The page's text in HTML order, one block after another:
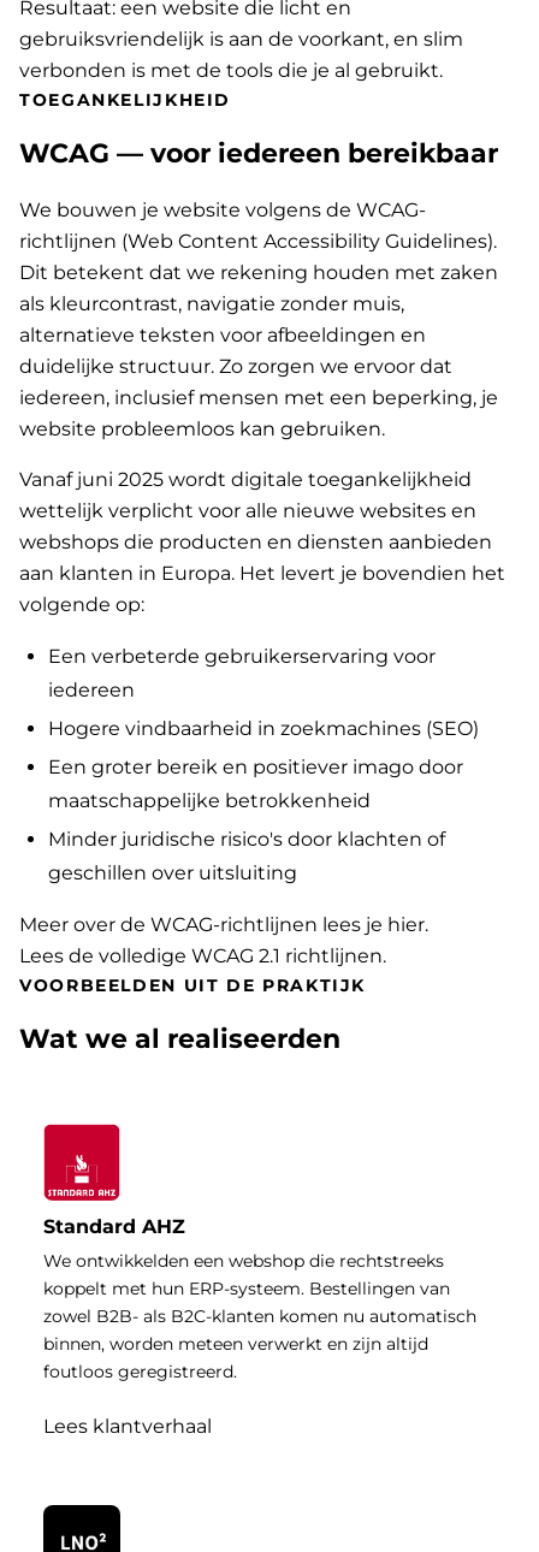
Resultaat: een website die licht en
gebruiksvriendelijk is aan de voorkant, en slim
verbonden is met de tools die je al gebruikt.
TOEGANKELIJKHEID
WCAG — voor iedereen bereikbaar
We bouwen je website volgens de WCAG-
richtlijnen (Web Content Accessibility Guidelines).
Dit betekent dat we rekening houden met zaken
als kleurcontrast, navigatie zonder muis,
alternatieve teksten voor afbeeldingen en
duidelijke structuur. Zo zorgen we ervoor dat
iedereen, inclusief mensen met een beperking, je
website probleemloos kan gebruiken.
Vanaf juni 2025 wordt digitale toegankelijkheid
wettelijk verplicht voor alle nieuwe websites en
webshops die producten en diensten aanbieden
aan klanten in Europa. Het levert je bovendien het
volgende op:
Een verbeterde gebruikerservaring voor
iedereen
Hogere vindbaarheid in zoekmachines (SEO)
Een groter bereik en positiever imago door
maatschappelijke betrokkenheid
Minder juridische risico's door klachten of
geschillen over uitsluiting
Meer over de WCAG-richtlijnen lees je hier.
Lees de volledige WCAG 2.1 richtlijnen.
VOORBEELDEN UIT DE PRAKTIJK
Wat we al realiseerden
Standard AHZ
We ontwikkelden een webshop die rechtstreeks
koppelt met hun ERP-systeem. Bestellingen van
zowel B2B- als B2C-klanten komen nu automatisch
binnen, worden meteen verwerkt en zijn altijd
foutloos geregistreerd.
Lees klantverhaal